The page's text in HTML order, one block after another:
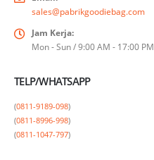
sales@pabrikgoodiebag.com
Jam Kerja:
Mon - Sun / 9:00 AM - 17:00 PM
TELP/WHATSAPP
(0811-9189-098)
(0811-8996-998)
(0811-1047-797)